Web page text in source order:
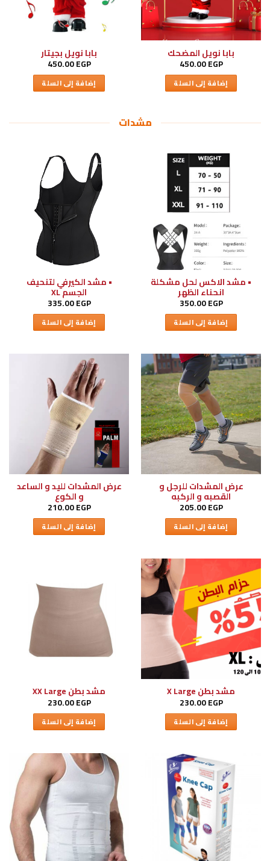
بابا نويل المضحك
450.00EGP
إضافة إلى السلة
بابا نويل بجيتار
450.00EGP
إضافة إلى السلة
مشدات
• مشد الاكس لحل مشكلة
انحناء الظهر
350.00EGP
إضافة إلى السلة
• مشد الكيرفي لتنحيف
الجسم XL
335.00EGP
إضافة إلى السلة
عرض المشدات للرجل و
القصبه و الركبه
205.00EGP
إضافة إلى السلة
عرض المشدات لليد و الساعد
و الكوع
210.00EGP
إضافة إلى السلة
مشد بطن X Large
230.00EGP
إضافة إلى السلة
مشد بطن XX Large
230.00EGP
إضافة إلى السلة